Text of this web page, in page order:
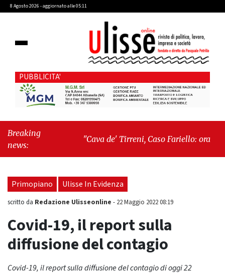
8 Agosto 2026 - aggiornato alle 05:11
PUBBLICITA'
Breaking
news:
"Cava de' Tirreni, Caso Fariello: ora torniamo
esiste"
Primopiano Ulisse In Evidenza
scritto da Redazione Ulisseonline - 22 Maggio 2022 08:19
Covid-19, il report sulla
diffusione del contagio
Covid-19, il report sulla diffusione del contagio di oggi 22